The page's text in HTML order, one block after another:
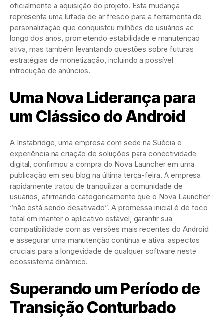
oficialmente a aquisição do projeto. Esta mudança
representa uma lufada de ar fresco para a ferramenta de
personalização que conquistou milhões de usuários ao
longo dos anos, prometendo estabilidade e manutenção
ativa, mas também levantando questões sobre futuras
estratégias de monetização, incluindo a possível
introdução de anúncios.
Uma Nova Liderança para
um Clássico do Android
A Instabridge, uma empresa com sede na Suécia e
experiência na criação de soluções para conectividade
digital, confirmou a compra do Nova Launcher em uma
publicação em seu blog na última terça-feira. A empresa
rapidamente tratou de tranquilizar a comunidade de
usuários, afirmando categoricamente que o Nova Launcher
“não está sendo desativado”. A promessa inicial é de foco
total em manter o aplicativo estável, garantir sua
compatibilidade com as versões mais recentes do Android
e assegurar uma manutenção contínua e ativa, aspectos
cruciais para a longevidade de qualquer software neste
ecossistema dinâmico.
Superando um Período de
Transição Conturbado